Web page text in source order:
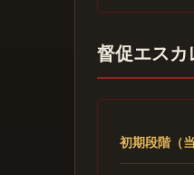
督促エスカ
初期段階（